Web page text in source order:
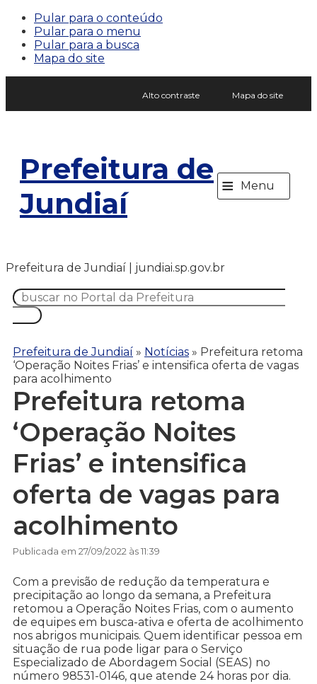
Pular para o conteúdo
Pular para o menu
Pular para a busca
Mapa do site
Alto contraste Mapa do site
Prefeitura de
Jundiaí
≡ Menu
Prefeitura de Jundiaí | jundiai.sp.gov.br
Prefeitura de Jundiaí » Notícias » Prefeitura retoma
‘Operação Noites Frias’ e intensifica oferta de vagas
para acolhimento
Prefeitura retoma
‘Operação Noites
Frias’ e intensifica
oferta de vagas para
acolhimento
Publicada em 27/09/2022 às 11:39
Com a previsão de redução da temperatura e
precipitação ao longo da semana, a Prefeitura
retomou a Operação Noites Frias, com o aumento
de equipes em busca-ativa e oferta de acolhimento
nos abrigos municipais. Quem identificar pessoa em
situação de rua pode ligar para o Serviço
Especializado de Abordagem Social (SEAS) no
número 98531-0146, que atende 24 horas por dia.